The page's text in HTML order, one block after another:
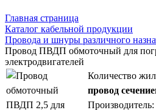
Главная страница
Каталог кабельной продукции
Провода и шнуры различного
Провод ПВДП обмоточный для
электродвигателей
Количество
провод
Производитель: